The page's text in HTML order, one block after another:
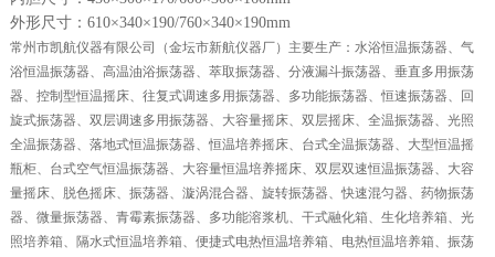
外形尺寸：610×340×190/760×340×190mm
常州市凯航仪器有限公司（金坛市新航仪器厂）主要生产：水浴恒温振荡器、气
浴恒温振荡器、高温油浴振荡器、萃取振荡器、分液漏斗振荡器、垂直多用振荡
器、控制型恒温摇床、往复式调速多用振荡器、多功能振荡器、恒速振荡器、回
旋式振荡器、双层调速多用振荡器、大容量摇床、双层摇床、全温振荡器、光照
全温振荡器、落地式恒温振荡器、恒温培养摇床、台式全温振荡器、大型恒温摇
瓶柜、台式空气恒温振荡器、大容量恒温培养摇床、双层双速恒温振荡器、大容
量摇床、脱色摇床、振荡器、漩涡混合器、旋转振荡器、快速混匀器、药物振荡
器、微量振荡器、青霉素振荡器、多功能溶浆机、干式融化箱、生化培养箱、光
照培养箱、隔水式恒温培养箱、便捷式电热恒温培养箱、电热恒温培养箱、振荡